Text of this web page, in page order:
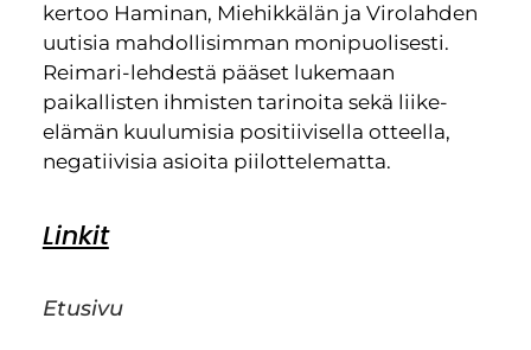
kertoo Haminan, Miehikkälän ja Virolahden
uutisia mahdollisimman monipuolisesti.
Reimari-lehdestä pääset lukemaan
paikallisten ihmisten tarinoita sekä liike-
elämän kuulumisia positiivisella otteella,
negatiivisia asioita piilottelematta.
Linkit
Etusivu